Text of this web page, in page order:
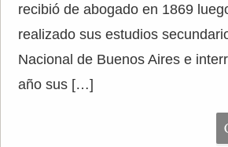
recibió de abogado en 1869
realizado sus estudios
Nacional de Buenos Aires e
año sus […]